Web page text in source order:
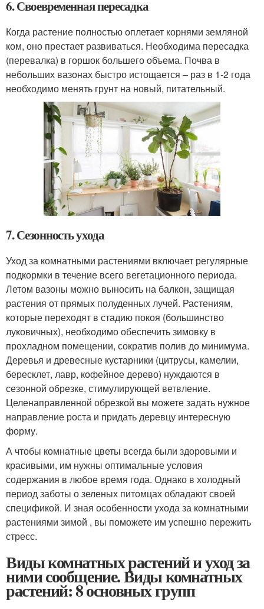
6. Своевременная пересадка
Когда растение полностью оплетает корнями земляной
ком, оно престает развиваться. Необходима пересадка
(перевалка) в горшок большего объема. Почва в
небольших вазонах быстро истощается – раз в 1-2 года
необходимо менять грунт на новый, питательный.
7. Сезонность ухода
Уход за комнатными растениями включает регулярные
подкормки в течение всего вегетационного периода.
Летом вазоны можно выносить на балкон, защищая
растения от прямых полуденных лучей. Растениям,
которые переходят в стадию покоя (большинство
луковичных), необходимо обеспечить зимовку в
прохладном помещении, сократив полив до минимума.
Деревья и древесные кустарники (цитрусы, камелии,
бересклет, лавр, кофейное дерево) нуждаются в
сезонной обрезке, стимулирующей ветвление.
Целенаправленной обрезкой вы можете задать нужное
направление роста и придать деревцу интересную
форму.
А чтобы комнатные цветы всегда были здоровыми и
красивыми, им нужны оптимальные условия
содержания в любое время года. Однако в холодный
период заботы о зеленых питомцах обладают своей
спецификой. И зная особенности ухода за комнатными
растениями зимой , вы поможете им успешно пережить
стресс.
Виды комнатных растений и уход за
ними сообщение. Виды комнатных
растений: 8 основных групп